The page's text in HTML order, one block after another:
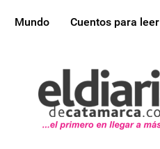
Mundo Cuentos para leer